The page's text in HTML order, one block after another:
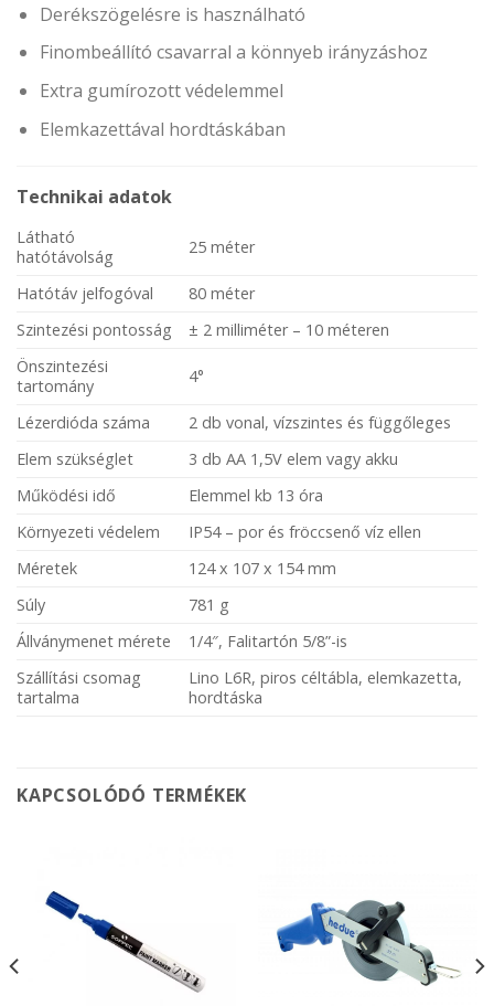
Derékszögelésre is használható
Finombeállító csavarral a könnyeb irányzáshoz
Extra gumírozott védelemmel
Elemkazettával hordtáskában
Technikai adatok
Látható
hatótávolság
25 méter
Hatótáv jelfogóval
80 méter
Szintezési pontosság
± 2 milliméter – 10 méteren
Önszintezési
tartomány
4°
Lézerdióda száma
2 db vonal, vízszintes és függőleges
Elem szükséglet
3 db AA 1,5V elem vagy akku
Működési idő
Elemmel kb 13 óra
Környezeti védelem
IP54 – por és fröccsenő víz ellen
Méretek
124 x 107 x 154 mm
Súly
781 g
Állványmenet mérete
1/4″, Falitartón 5/8”-is
Szállítási csomag
tartalma
Lino L6R, piros céltábla, elemkazetta,
hordtáska
KAPCSOLÓDÓ TERMÉKEK